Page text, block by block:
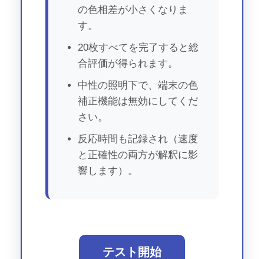
の色相差が小さくなりま
す。
20枚すべてを完了すると総
合評価が得られます。
中性の照明下で、端末の色
補正機能は無効にしてくだ
さい。
反応時間も記録され（速度
と正確性の両方が解釈に影
響します）。
テスト開始